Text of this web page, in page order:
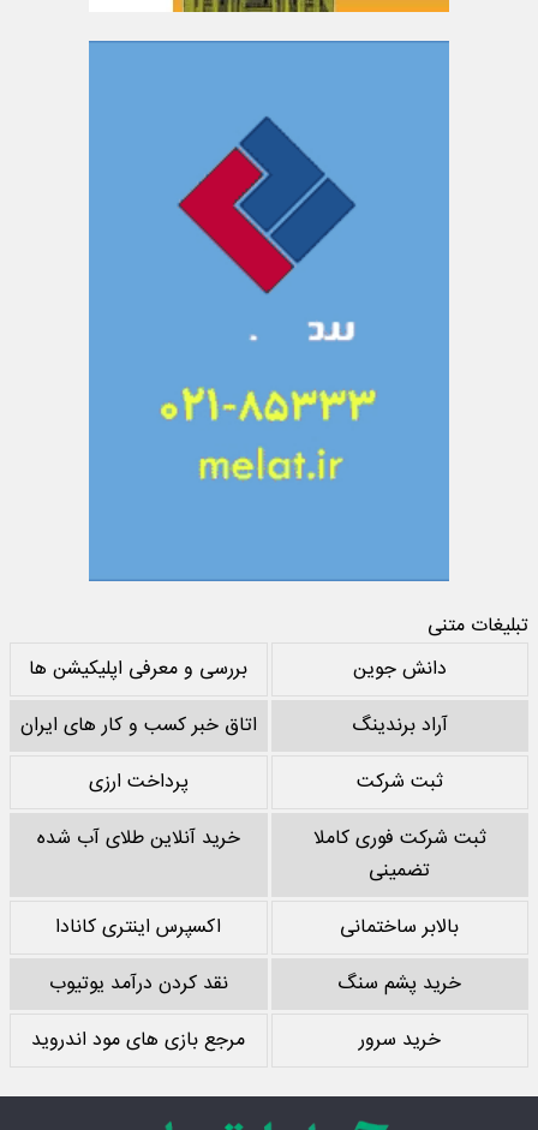
تبلیغات متنی
دانش جوین
بررسی و معرفی اپلیکیشن ها
آراد برندینگ
اتاق خبر کسب و کار های ایران
ثبت شرکت
پرداخت ارزی
ثبت شرکت فوری کاملا
تضمینی
خرید آنلاین طلای آب شده
بالابر ساختمانی
اکسپرس اینتری کانادا
خرید پشم سنگ
نقد کردن درآمد یوتیوب
خرید سرور
مرجع بازی های مود اندروید